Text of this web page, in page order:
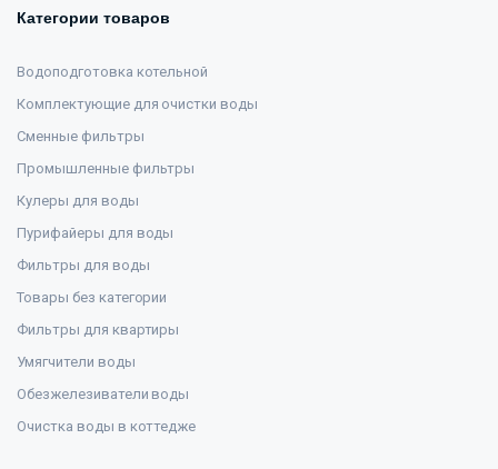
Категории товаров
Водоподготовка котельной
Комплектующие для очистки воды
Сменные фильтры
Промышленные фильтры
Кулеры для воды
Пурифайеры для воды
Фильтры для воды
Товары без категории
Фильтры для квартиры
Умягчители воды
Обезжелезиватели воды
Очистка воды в коттедже